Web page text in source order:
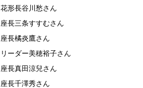
花形長谷川愁さん
座長三条すすむさん
座長橘炎鷹さん
リーダー美穂裕子さん
座長真田涼兒さん
座長千澤秀さん